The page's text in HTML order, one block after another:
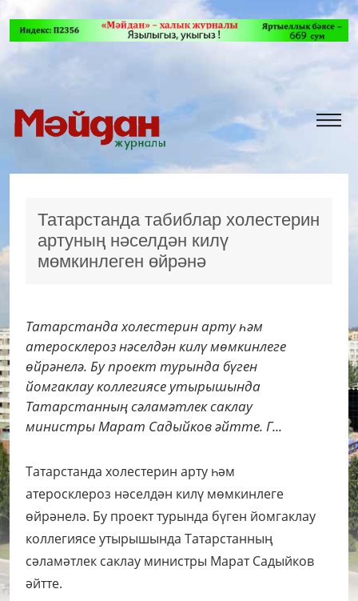
Татарстанда табиблар холестерин
артуның нәселдән килү
мөмкинлеген өйрәнә
Татарстанда холестерин арту һәм
атеросклероз нәселдән килү мөмкинлеге
өйрәнелә. Бу проект турында бүген
йомгаклау коллегиясе утырышында
Татарстанның сәламәтлек саклау
министры Марат Садыйков әйтте. Г...
Татарстанда холестерин арту һәм
атеросклероз нәселдән килү мөмкинлеге
өйрәнелә. Бу проект турында бүген йомгаклау
коллегиясе утырышында Татарстанның
сәламәтлек саклау министры Марат Садыйков
әйтте.